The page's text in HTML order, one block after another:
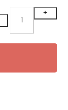
2019
Menge
+